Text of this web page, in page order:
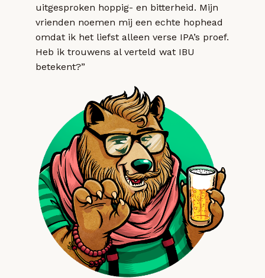
uitgesproken hoppig- en bitterheid. Mijn
vrienden noemen mij een echte hophead
omdat ik het liefst alleen verse IPA’s proef.
Heb ik trouwens al verteld wat IBU
betekent?”